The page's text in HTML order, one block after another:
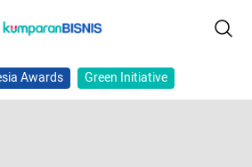
Awards Green Initiative